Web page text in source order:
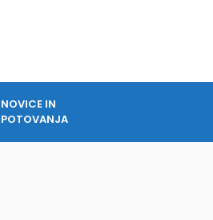
NOVICE IN
POTOVANJA